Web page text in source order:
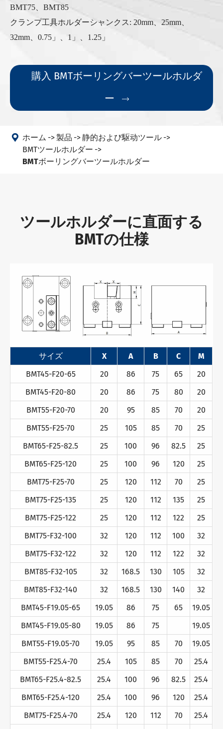
BMT75、BMT85
クランプ工具ホルダーシャンクス: 20mm、25mm、
32mm、0.75 」 、1 」 、1.25 」
購入 BMTボーリングバーツールホルダ
ー

 ホーム 製品
静的および駆动ツール
BMTツールホルダー
BMTボーリングバーツールホルダー
ツールホルダーに直面する
BMTの仕様
サイズ X A B C
M
BMT45-F20-65
20 86 75 65
20
BMT45-F20-80
20 86 75 80
20
BMT55-F20-70
20 95 85 70
20
BMT55-F25-70
25 105 85 70
25
BMT65-F25-82.5
25 100 96 82.5
25
BMT65-F25-120
25 100 96 120
25
BMT75-F25-70
25 120 112 70
25
BMT75-F25-135
25 120 112 135
25
BMT75-F25-122
25 120 112 122
25
BMT75-F32-100
32 120 112 100
32
BMT75-F32-122
32 120 112 122
32
BMT85-F32-105
32 168.5 130 105
32
BMT85-F32-140
32 168.5 130 140
32
BMT45-F19.05-65
19.05 86 75 65
19.05
BMT45-F19.05-80
19.05 86 75
19.05
BMT55-F19.05-70
19.05 95 85 70
19.05
BMT55-F25.4-70
25.4 105 85 70
25.4
BMT65-F25.4-82.5
25.4 100 96 82.5
25.4
BMT65-F25.4-120
25.4 100 96 120
25.4
BMT75-F25.4-70
25.4 120 112 70
25.4